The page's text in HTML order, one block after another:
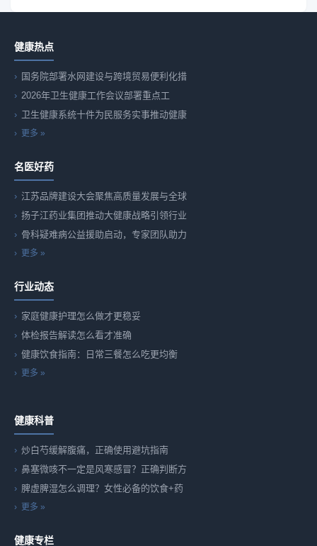
健康热点
国务院部署水网建设与跨境贸易便利化措
2026年卫生健康工作会议部署重点工
卫生健康系统十件为民服务实事推动健康
更多 »
名医好药
江苏品牌建设大会聚焦高质量发展与全球
扬子江药业集团推动大健康战略引领行业
骨科疑难病公益援助启动，专家团队助力
更多 »
行业动态
家庭健康护理怎么做才更稳妥
体检报告解读怎么看才准确
健康饮食指南：日常三餐怎么吃更均衡
更多 »
健康科普
炒白芍缓解腹痛，正确使用避坑指南
鼻塞微咳不一定是风寒感冒？正确判断方
脾虚脾湿怎么调理？女性必备的饮食+药
更多 »
健康专栏